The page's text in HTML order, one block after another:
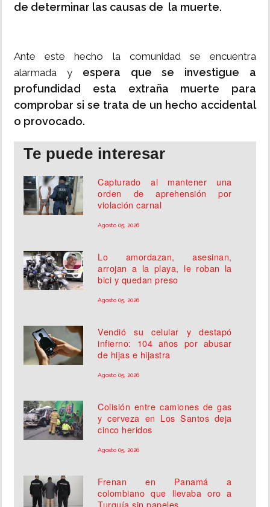
de determinar las causas de la muerte.
Ante este hecho la comunidad se encuentra
alarmada y espera que se investigue a
profundidad esta extraña muerte para
comprobar si se trata de un hecho accidental
o provocado.
Te puede interesar
Capturado al mantener una
orden de aprehensión por
violación carnal
Agosto 05, 2026
Lo amordazan, asesinan,
arrojan a la playa, le roban la
bici y quedan preso
Agosto 05, 2026
Vendió su celular y destapó
infierno: 104 años por abusar
de hijas e hijastra
Agosto 05, 2026
Colisión entre camiones de gas
y cerveza en Los Santos deja
cinco heridos
Agosto 05, 2026
Frenan en Panamá a
colombiano que llevaba oro a
Turquía sin papeles